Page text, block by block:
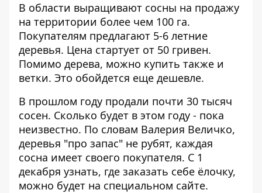
В области выращивают сосны на продажу
на территории более чем 100 га.
Покупателям предлагают 5-6 летние
деревья. Цена стартует от 50 гривен.
Помимо дерева, можно купить также и
ветки. Это обойдется еще дешевле.
В прошлом году продали почти 30 тысяч
сосен. Сколько будет в этом году - пока
неизвестно. По словам Валерия Величко,
деревья "про запас" не рубят, каждая
сосна имеет своего покупателя. С 1
декабря узнать, где заказать себе ёлочку,
можно будет на специальном сайте.